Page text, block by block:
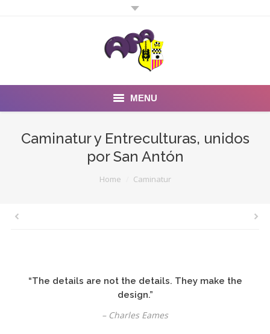
MENU
Noticias
Fotos y Videos
Info cookies
Caminatur y Entreculturas, unidos
por San Antón
Home Caminatur
“The details are not the details. They make the
design.”
– Charles Eames